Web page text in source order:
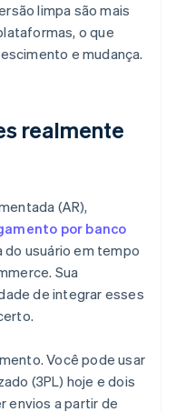
limpa são mais
o que
e mudança.
realmente
(AR),
por banco
usuário em tempo
Sua
de integrar esses
Você pode usar
(3PL) hoje e dois
envios a partir de